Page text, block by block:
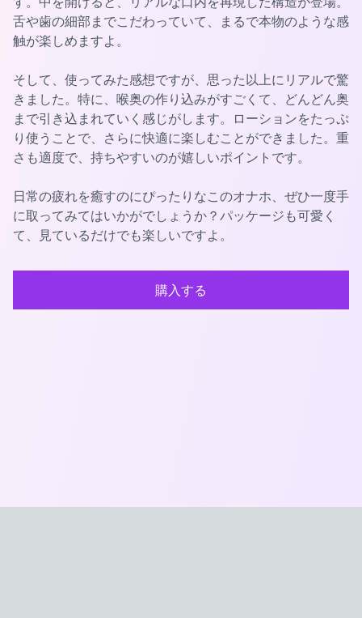
舌や歯の細部までこだわっていて、まるで本物のような感
触が楽しめますよ。
そして、使ってみた感想ですが、思った以上にリアルで驚
きました。特に、喉奥の作り込みがすごくて、どんどん奥
まで引き込まれていく感じがします。ローションをたっぷ
り使うことで、さらに快適に楽しむことができました。重
さも適度で、持ちやすいのが嬉しいポイントです。
日常の疲れを癒すのにぴったりなこのオナホ、ぜひ一度手
に取ってみてはいかがでしょうか？パッケージも可愛く
て、見ているだけでも楽しいですよ。
購入する